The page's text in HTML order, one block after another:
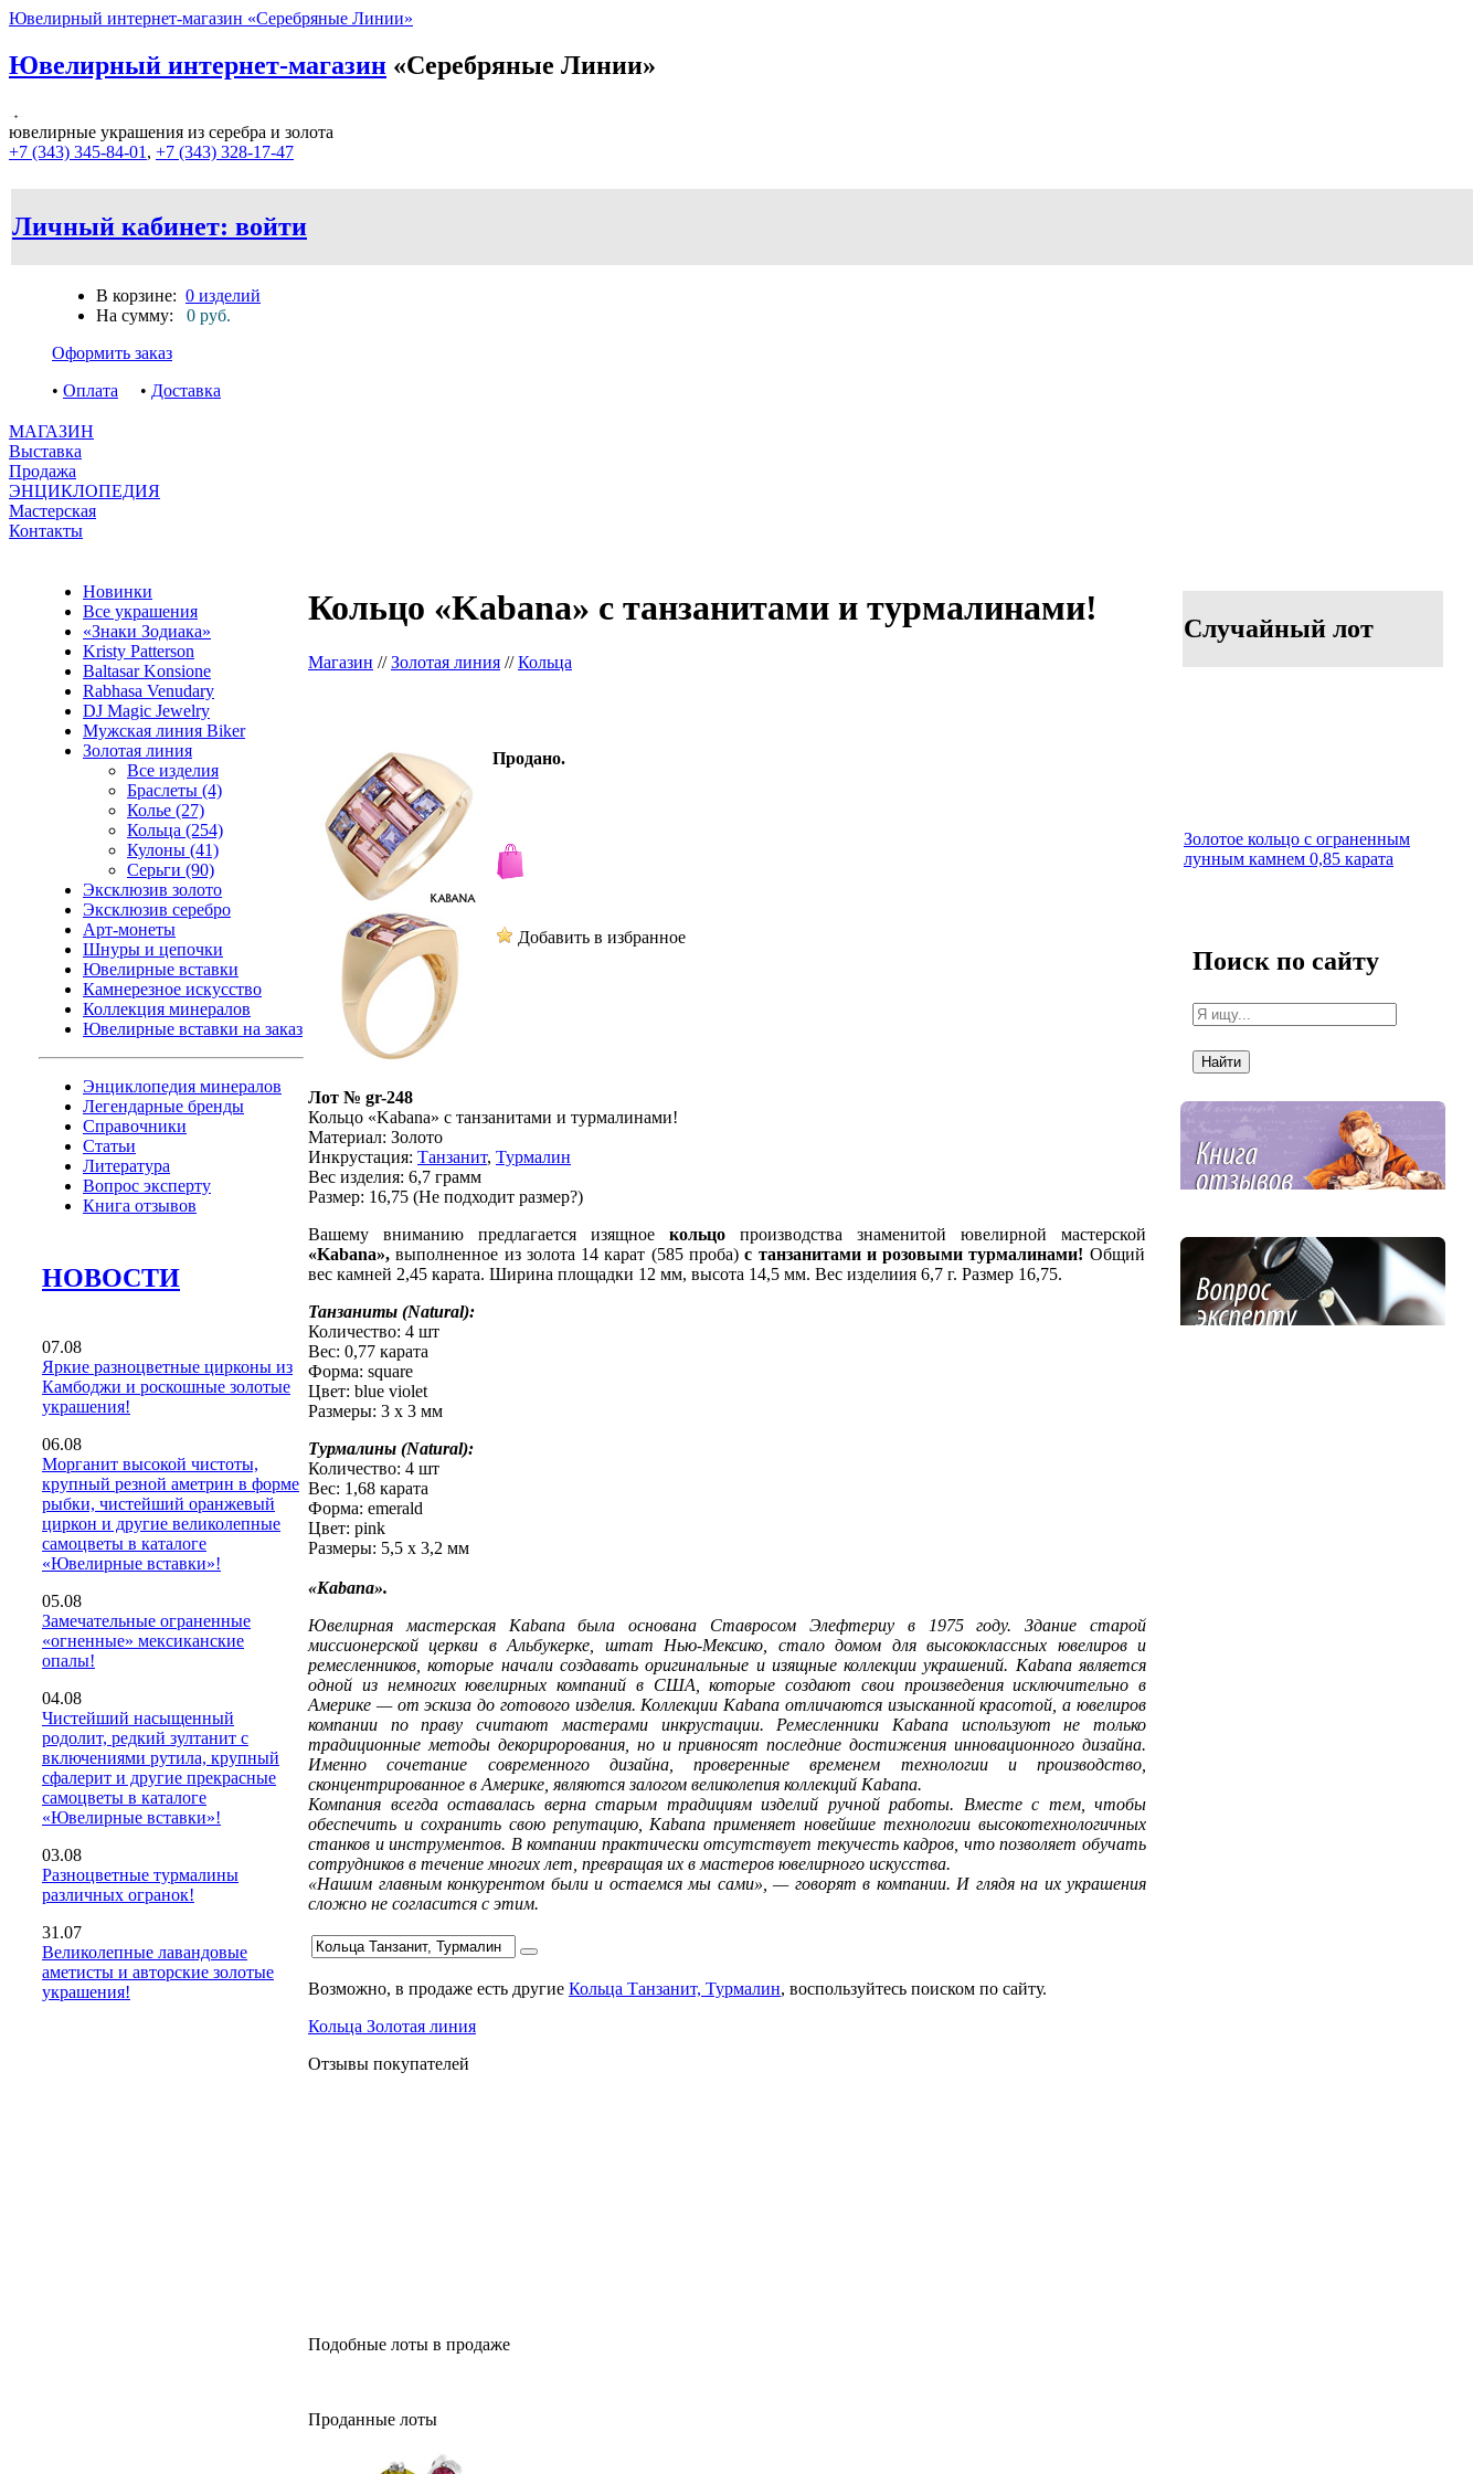
Ювелирный интернет-магазин «Серебряные Линии»
Ювелирный интернет-магазин «Серебряные Линии»
ювелирные украшения из серебра и золота
+7 (343) 345-84-01 , +7 (343) 328-17-47
Личный кабинет: войти
В корзине: 0 изделий
На сумму: 0 руб.
Оформить заказ
• Оплата • Доставка
МАГАЗИН
Выставка
Продажа
ЭНЦИКЛОПЕДИЯ
Мастерская
Контакты
Новинки
Все украшения
«Знаки Зодиака»
Kristy Patterson
Baltasar Konsione
Rabhasa Venudary
DJ Magic Jewelry
Мужская линия Biker
Золотая линия
Все изделия
Браслеты (4)
Колье (27)
Кольца (254)
Кулоны (41)
Серьги (90)
Эксклюзив золото
Эксклюзив серебро
Арт-монеты
Шнуры и цепочки
Ювелирные вставки
Камнерезное искусство
Коллекция минералов
Ювелирные вставки на заказ
Энциклопедия минералов
Легендарные бренды
Справочники
Статьи
Литература
Вопрос эксперту
Книга отзывов
НОВОСТИ
07.08
Яркие разноцветные цирконы из
Камбоджи и роскошные золотые
украшения!
06.08
Морганит высокой чистоты,
крупный резной аметрин в форме
рыбки, чистейший оранжевый
циркон и другие великолепные
самоцветы в каталоге
«Ювелирные вставки»!
05.08
Замечательные ограненные
«огненные» мексиканские
опалы!
04.08
Чистейший насыщенный
родолит, редкий зултанит с
включениями рутила, крупный
сфалерит и другие прекрасные
самоцветы в каталоге
«Ювелирные вставки»!
03.08
Разноцветные турмалины
различных огранок!
31.07
Великолепные лавандовые
аметисты и авторские золотые
украшения!
Кольцо «Kabana» с танзанитами и турмалинами!
Магазин //Золотая линия //Кольца
Продано.
Добавить в избранное
Лот № gr-248
Кольцо «Kabana» с танзанитами и турмалинами!
Материал: Золото
Инкрустация: Танзанит, Турмалин
Вес изделия: 6,7 грамм
Размер: 16,75 (Не подходит размер?)
Вашему вниманию предлагается изящное кольцо производства знаменитой ювелирной мастерской
«Kabana», выполненное из золота 14 карат (585 проба)с танзанитами и розовыми турмалинами! Общий
вес камней 2,45 карата. Ширина площадки 12 мм, высота 14,5 мм. Вес изделиия 6,7 г. Размер 16,75.
Танзаниты (Natural):
Количество: 4 шт
Вес: 0,77 карата
Форма: square
Цвет: blue violet
Размеры: 3 х 3 мм
Турмалины (Natural):
Количество: 4 шт
Вес: 1,68 карата
Форма: emerald
Цвет: pink
Размеры: 5,5 х 3,2 мм
«Kabana».
Ювелирная мастерская Kabana была основана Ставросом Элефтериу в 1975 году. Здание старой
миссионерской церкви в Альбукерке, штат Нью-Мексико, стало домом для высококлассных ювелиров и
ремесленников, которые начали создавать оригинальные и изящные коллекции украшений. Kabana является
одной из немногих ювелирных компаний в США, которые создают свои произведения исключительно в
Америке — от эскиза до готового изделия. Коллекции Kabana отличаются изысканной красотой, а ювелиров
компании по праву считают мастерами инкрустации. Ремесленники Kabana используют не только
традиционные методы декорирорования, но и привносят последние достижения инновационного дизайна.
Именно сочетание современного дизайна, проверенные временем технологии и производство,
сконцентрированное в Америке, являются залогом великолепия коллекций Kabana.
Компания всегда оставалась верна старым традициям изделий ручной работы. Вместе с тем, чтобы
обеспечить и сохранить свою репутацию, Kabana применяет новейшие технологии высокотехнологичных
станков и инструментов. В компании практически отсутствует текучесть кадров, что позволяет обучать
сотрудников в течение многих лет, превращая их в мастеров ювелирного искусства.
«Нашим главным конкурентом были и остаемся мы сами», — говорят в компании. И глядя на их украшения
сложно не согласится с этим.
Возможно, в продаже есть другие Кольца Танзанит, Турмалин, воспользуйтесь поиском по сайту.
Кольца Золотая линия
Отзывы покупателей
Подобные лоты в продаже
Проданные лоты
Случайный лот
Золотое кольцо с ограненным
лунным камнем 0,85 карата
Поиск по сайту